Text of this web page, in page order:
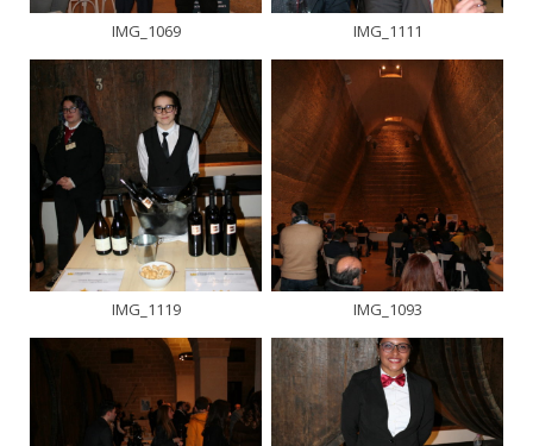
IMG_1069 IMG_1111
IMG_1119 IMG_1093